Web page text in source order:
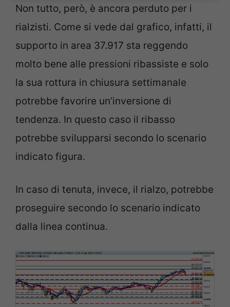
Non tutto, però, è ancora perduto per i
rialzisti. Come si vede dal grafico, infatti, il
supporto in area 37.917 sta reggendo
molto bene alle pressioni ribassiste e solo
la sua rottura in chiusura settimanale
potrebbe favorire un’inversione di
tendenza. In questo caso il ribasso
potrebbe svilupparsi secondo lo scenario
indicato figura.
In caso di tenuta, invece, il rialzo, potrebbe
proseguire secondo lo scenario indicato
dalla linea continua.